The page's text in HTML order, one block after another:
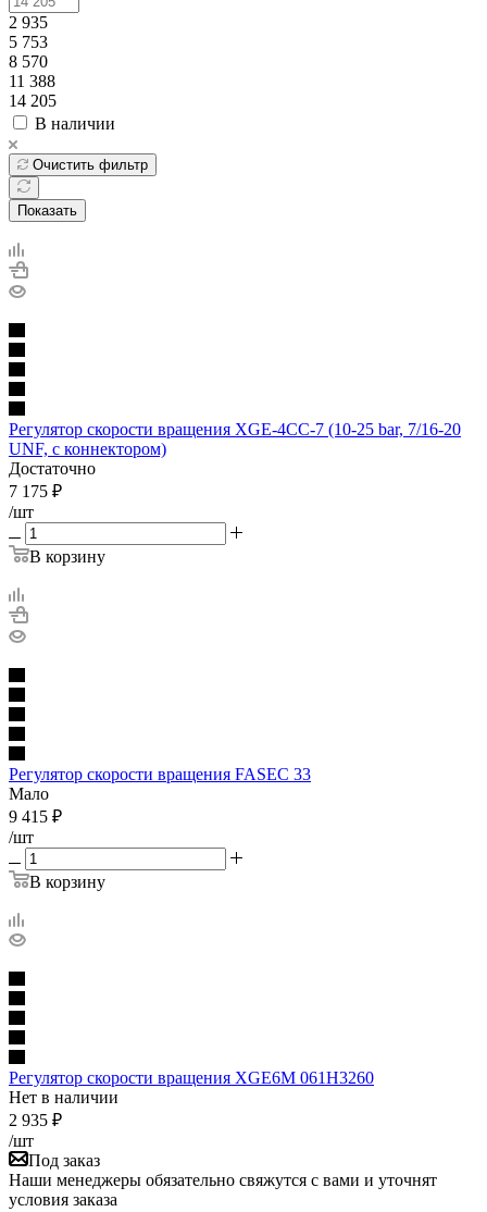
2 935
5 753
8 570
11 388
14 205
В наличии
Очистить фильтр
Показать
Регулятор скорости вращения XGE-4CС-7 (10-25 bar, 7/16-20
UNF, с коннектором)
Достаточно
7 175 ₽
/шт
В корзину
Регулятор скорости вращения FASEC 33
Мало
9 415 ₽
/шт
В корзину
Регулятор скорости вращения XGE6М 061Н3260
Нет в наличии
2 935 ₽
/шт
Под заказ
Наши менеджеры обязательно свяжутся с вами и уточнят
условия заказа